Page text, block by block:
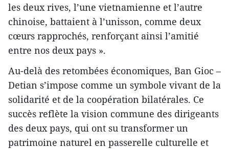
les deux rives, l’une vietnamienne et l’autre
chinoise, battaient à l’unisson, comme deux
cœurs rapprochés, renforçant ainsi l’amitié
entre nos deux pays ».
Au-delà des retombées économiques, Ban Gioc –
Detian s’impose comme un symbole vivant de la
solidarité et de la coopération bilatérales. Ce
succès reflète la vision commune des dirigeants
des deux pays, qui ont su transformer un
patrimoine naturel en passerelle culturelle et